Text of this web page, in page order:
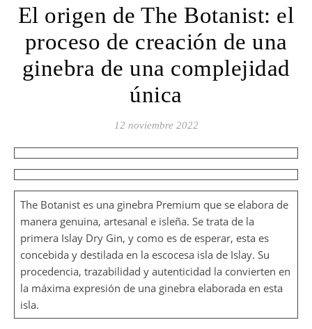
El origen de The Botanist: el
proceso de creación de una
ginebra de una complejidad
única
12 noviembre 2022
The Botanist es una ginebra Premium que se elabora de
manera genuina, artesanal e isleña. Se trata de la
primera Islay Dry Gin, y como es de esperar, esta es
concebida y destilada en la escocesa isla de Islay. Su
procedencia, trazabilidad y autenticidad la convierten en
la máxima expresión de una ginebra elaborada en esta
isla.